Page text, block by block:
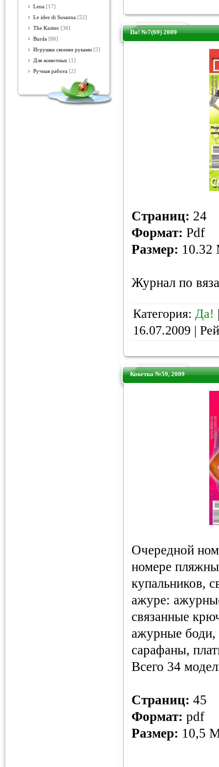
Lena [17]
Le idee di Susanna [52]
The Knitter [36]
Burda [86]
Игрушки своими руками [5]
Для животных [1]
Ручная работа [2]
Da! №7(69) 2009
Страниц: 24
Формат: Pdf
Размер: 10.32
Журнал по
Категория: Да!
16.07.2009 |
Кокетка №59, 2009
Очередной
номере
купальников,
ажуре:
связанные
ажурные
сарафаны,
Всего 34
Страниц: 45
Формат: pdf
Размер: 10,5